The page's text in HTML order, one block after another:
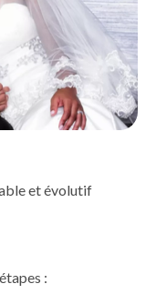
et évolutif
: